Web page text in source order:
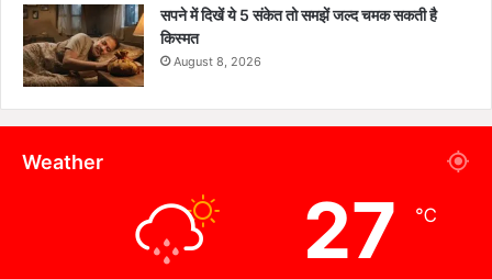
सपने में दिखें ये 5 संकेत तो समझें जल्द चमक सकती है
किस्मत
August 8, 2026
Weather
27 ℃